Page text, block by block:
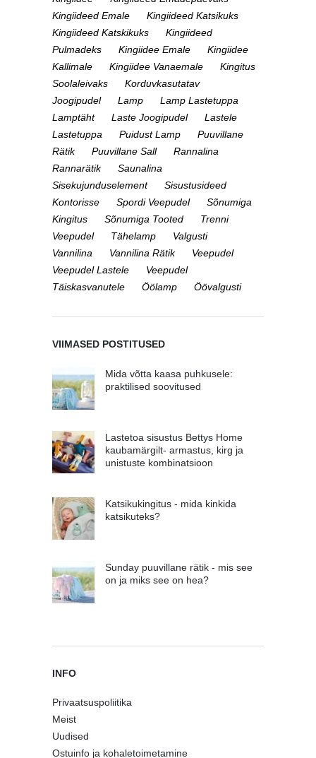
Kingiideed Emale
Kingiideed Katsikuks
Kingiideed Katskikuks
Kingiideed
Pulmadeks
Kingiidee Emale
Kingiidee
Kallimale
Kingiidee Vanaemale
Kingitus
Soolaleivaks
Korduvkasutatav
Joogipudel
Lamp
Lamp Lastetuppa
Lamptäht
Laste Joogipudel
Lastele
Lastetuppa
Puidust Lamp
Puuvillane
Rätik
Puuvillane Sall
Rannalina
Rannarätik
Saunalina
Sisekujunduselement
Sisustusideed
Kontorisse
Spordi Veepudel
Sõnumiga
Kingitus
Sõnumiga Tooted
Trenni
Veepudel
Tähelamp
Valgusti
Vannilina
Vannilina Rätik
Veepudel
Veepudel Lastele
Veepudel
Täiskasvanutele
Öölamp Öövalgusti
VIIMASED POSTITUSED
Mida võtta kaasa puhkusele:
praktilised soovitused
Lastetoa sisustus Bettys Home
kaubamärgilt- armastus, kirg ja
unistuste kombinatsioon
Katsikukingitus - mida kinkida
katsikuteks?
Sunday puuvillane rätik - mis see
on ja miks see on hea?
INFO
Privaatsuspoliitika
Meist
Uudised
Ostuinfo ja kohaletoimetamine